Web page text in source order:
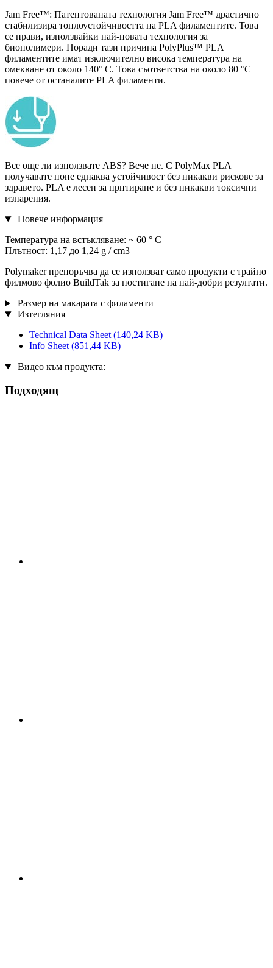
Jam Free™: Патентованата технология Jam Free™ драстично
стабилизира топлоустойчивостта на PLA филаментите. Това
се прави, използвайки най-новата технология за
биополимери. Поради тази причина PolyPlus™ PLA
филаментите имат изключително висока температура на
омекване от около 140° С. Това съответства на около 80 °C
повече от останалите PLA филаменти.
Все още ли използвате ABS? Вече не. С PolyMax PLA
получавате поне еднаква устойчивост без никакви рискове за
здравето. PLA е лесен за прнтиране и без никакви токсични
изпарения.
Повече информация
Температура на встъкляване: ~ 60 ° C
Плътност: 1,17 до 1,24 g / cm3
Polymaker препоръчва да се използват само продукти с трайно
филмово фолио BuildTak за постигане на най-добри резултати.
Размер на макарата с филаменти
Изтегляния
Technical Data Sheet (140,24 KB)
Info Sheet (851,44 KB)
Видео към продукта:
Подходящ